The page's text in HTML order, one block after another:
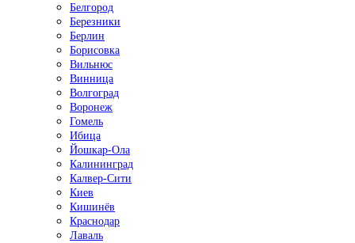
Белгород
Березники
Берлин
Борисовка
Вильнюс
Винница
Волгоград
Воронеж
Гомель
Ибица
Йошкар-Ола
Калининград
Калвер-Сити
Киев
Кишинёв
Краснодар
Лаваль